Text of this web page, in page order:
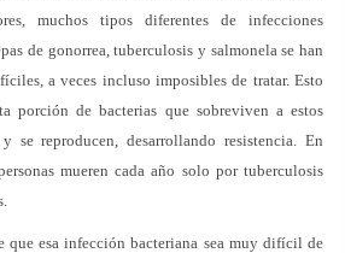
muchos tipos diferentes de infecciones
de gonorrea, tuberculosis y salmonela se han
a veces incluso imposibles de tratar. Esto
porción de bacterias que sobreviven a estos
se reproducen, desarrollando resistencia. En
mueren cada año solo por tuberculosis
que esa infección bacteriana sea muy difícil de